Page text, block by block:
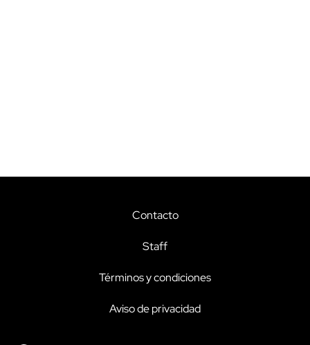
Contacto
Staff
Términos y condiciones
Aviso de privacidad